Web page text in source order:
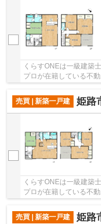
くらすONEは一級建築
プロが在籍している不
売買 | 新築一戸建
姫路
くらすONEは一級建築
プロが在籍している不
売買 | 新築一戸建
姫路